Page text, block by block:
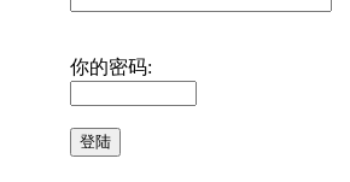
你的密码: